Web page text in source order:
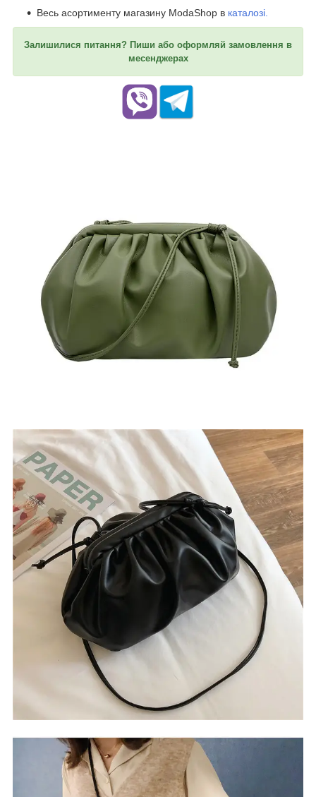
Весь асортименту магазину ModaShop в каталозі.
Залишилися питання? Пиши або оформляй замовлення в
месенджерах